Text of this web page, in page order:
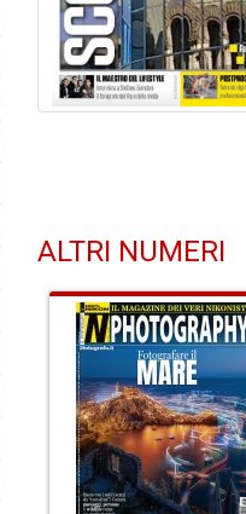
ALTRI NUMERI